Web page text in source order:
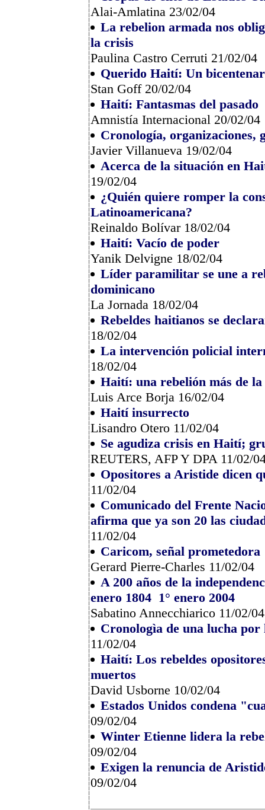
Alai-Amlatina 23/02/04
La rebelion armada nos
la crisis
Paulina Castro Cerruti 21/02/04
Querido Haití: Un
Stan Goff 20/02/04
Haití: Fantasmas del pasado
Amnistía Internacional 20/02/04
Cronología, organizaciones,
Javier Villanueva 19/02/04
Acerca de la situación en
19/02/04
¿Quién quiere romper la
Latinoamericana?
Reinaldo Bolívar 18/02/04
Haití: Vacío de poder
Yanik Delvigne 18/02/04
Líder paramilitar se une a
dominicano
La Jornada 18/02/04
Rebeldes haitianos se
18/02/04
La intervención policial
18/02/04
Haití: una rebelión más de la
Luis Arce Borja 16/02/04
Haití insurrecto
Lisandro Otero 11/02/04
Se agudiza crisis en Haití;
REUTERS, AFP Y DPA 11/02/
Opositores a Aristide dicen
11/02/04
Comunicado del Frente
afirma que ya son 20 las
11/02/04
Caricom, señal prometedora
Gerard Pierre-Charles 11/02/04
A 200 años de la
enero 1804 ­ 1° enero 2004
Sabatino Annecchiarico 11/02/04
Cronologìa de una lucha por
11/02/04
Haití: Los rebeldes
muertos
David Usborne 10/02/04
Estados Unidos condena
09/02/04
Winter Etienne lidera la
09/02/04
Exigen la renuncia de
09/02/04